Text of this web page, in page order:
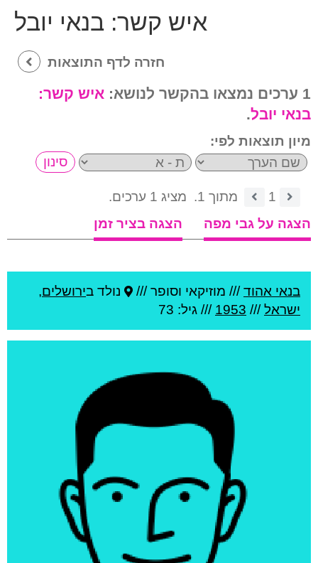
איש קשר: בנאי יובל
חזרה לדף התוצאות
1 ערכים נמצאו בהקשר לנושא:
איש קשר:
בנאי יובל.
מיון תוצאות לפי:
1 מתוך 1.
מציג 1 ערכים.
הצגה על גבי מפה
הצגה בציר זמן
בנאי אהוד/// מוזיקאי וסופר /// נולד בירושלים,
ישראל///
1953 /// גיל: 73